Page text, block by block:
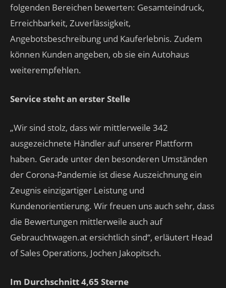
folgenden Bereichen bewerten: Gesamteindruck,
Erreichbarkeit, Zuverlässigkeit,
Angebotsbeschreibung und Kauferlebnis. Zudem
können Kunden angeben, ob sie ein Autohaus
weiterempfehlen.
Service steht an erster Stelle
„Wir sind stolz, dass wir mittlerweile 342
ausgezeichnete Händler auf unserer Plattform
haben. Gerade unter den besonderen Umständen
der Corona-Pandemie ist diese Auszeichnung ein
Zeugnis einzigartiger Leistung und
Kundenorientierung. Wir freuen uns auch sehr, dass
die Bewertungen mittlerweile auch auf
Gebrauchtwagen.at ersichtlich sind“, erläutert Head
of Sales Operations, Jochen Jakopitsch.
Im Durchschnitt 4,65 Sterne